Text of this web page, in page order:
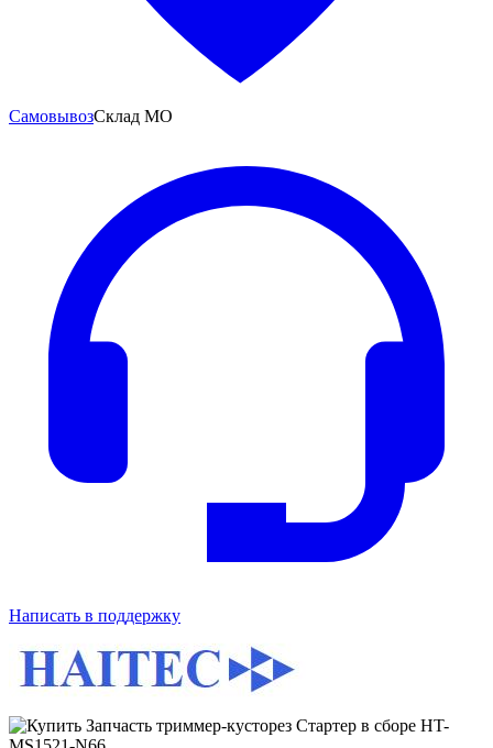
СамовывозСклад МО
Написать в поддержку